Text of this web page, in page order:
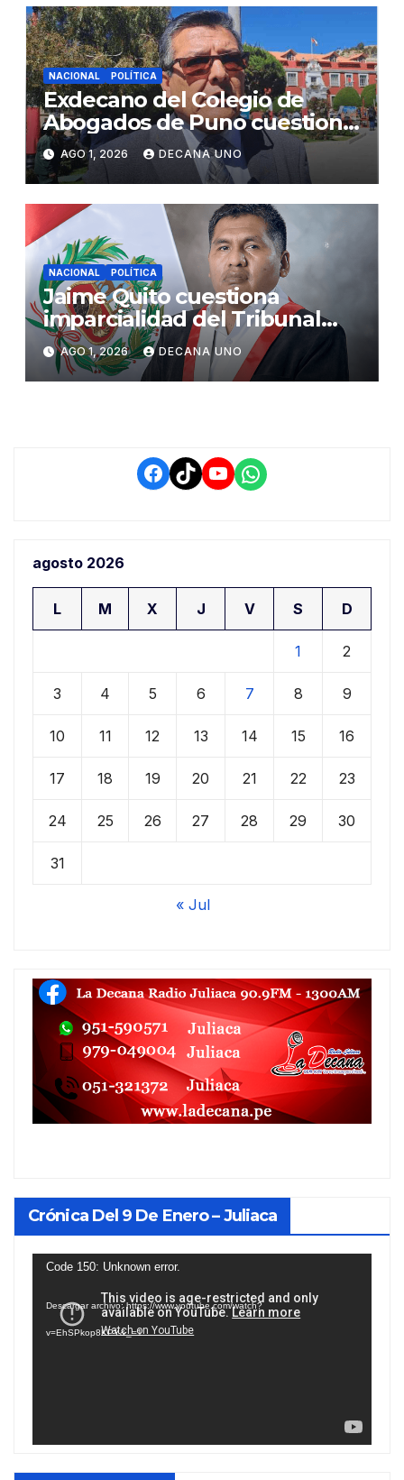
NACIONAL POLÍTICA
Exdecano del Colegio de
Abogados de Puno cuestiona
propuestas sobre seguridad
ciudadana
AGO 1, 2026 DECANA UNO
NACIONAL POLÍTICA
Jaime Quito cuestiona
imparcialidad del Tribunal
Constitucional tras liberación
de Ollanta Humala
AGO 1, 2026 DECANA UNO
Facebook
TikTokYouTube
WhatsApp
agosto 2026
L M X J V S D
1 2
3 4 5 6 7 8 9
10 11 12 13 14 15 16
17 18 19 20 21 22 23
24 25 26 27 28 29 30
31
« Jul
Crónica Del 9 De Enero – Juliaca
Reproductor
vídeo
Code 150: Unknown error.
Descargar archivo: https://www.youtube.com/watch?
v=EhSPkop8KPY&_=1